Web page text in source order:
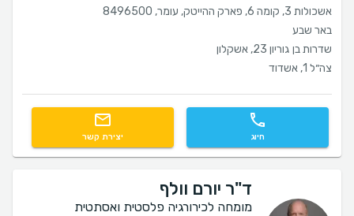
אשכולות 3, קומה 6, פארק ההייטק, עומר, 8496500
באר שבע
שדרות בן גוריון 23, אשקלון
צה״ל 1, אשדוד
חיוג יצירת קשר
ד"ר יורם וולף
מומחה לכירורגיה פלסטית ואסתטית